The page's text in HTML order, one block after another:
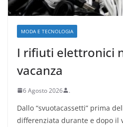
MODA E TECNOLOGIA
I rifiuti elettronici
vacanza
6 Agosto 2026 .
Dallo “svuotacassetti” prima
differenziata durante e dopo il